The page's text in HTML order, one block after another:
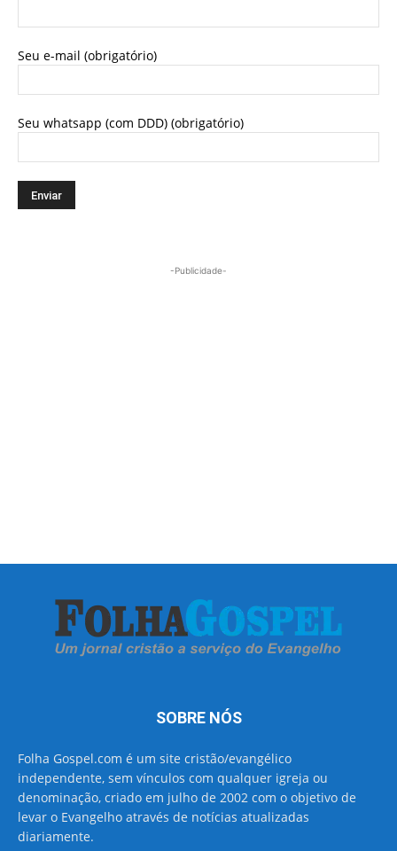
Seu e-mail (obrigatório)
Seu whatsapp (com DDD) (obrigatório)
-Publicidade-
SOBRE NÓS
Folha Gospel.com é um site cristão/evangélico
independente, sem vínculos com qualquer igreja ou
denominação, criado em julho de 2002 com o objetivo de
levar o Evangelho através de notícias atualizadas
diariamente.